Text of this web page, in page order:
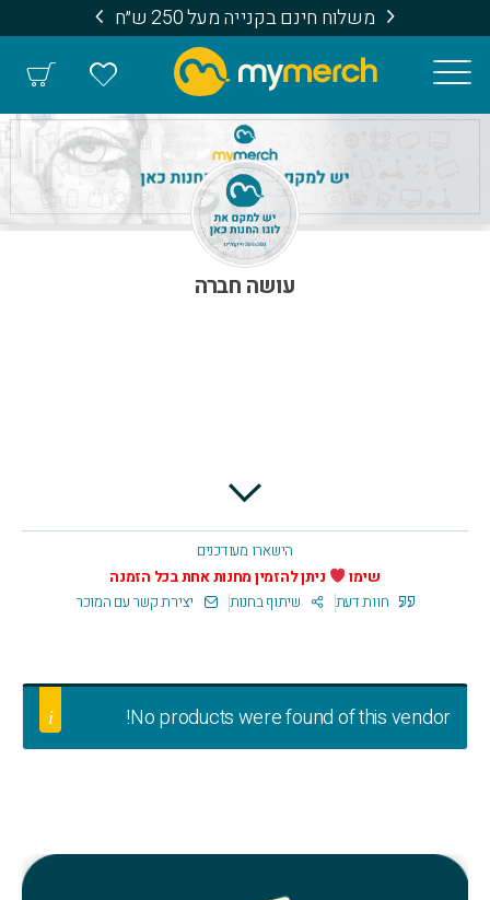
משלוח חינם בקנייה מעל 250 ש״ח
עושה חברה
הישארו מעודכנים
שימו
ניתן להזמין מחנות אחת בכל הזמנה
חוות דעת
שיתוף בחנות יצירת קשר עם המוכר
No products were found of this vendor!